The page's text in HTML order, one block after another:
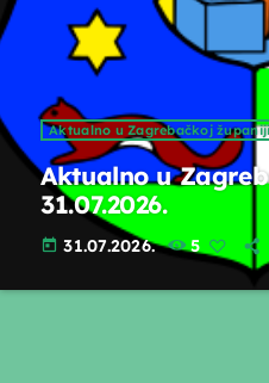
Aktualno u Zagrebačkoj
Aktualno u
31.07.2026.
today 31.07.2026. 5